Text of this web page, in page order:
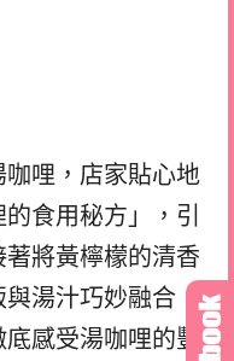
哩，店家貼心地
食用秘方」，引
將黃檸檬的清香
湯汁巧妙融合，
感受湯咖哩的豐